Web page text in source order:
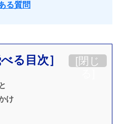
る質問
目次］ [閉じ
け